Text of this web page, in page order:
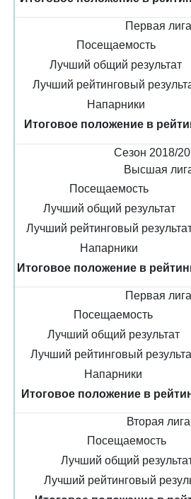
Первая лига
Посещаемость
Лучший общий результат
Лучший рейтинговый
Напарники
Итоговое положение в
Сезон 2018/
Высшая
Посещаемость
Лучший общий результат
Лучший рейтинговый
Напарники
Итоговое положение в
Первая лига
Посещаемость
Лучший общий результат
Лучший рейтинговый
Напарники
Итоговое положение в
Вторая лига
Посещаемость
Лучший общий
Лучший рейтинговый